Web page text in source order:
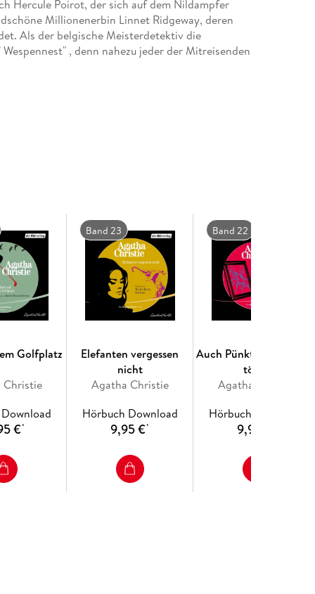
Hercule Poirot, der sich auf dem Nildampfer
Millionenerbin Linnet Ridgeway, deren
Als der belgische Meisterdetektiv die
, denn nahezu jeder der Mitreisenden
Golfplatz
Christie
€*
Band 23
Elefanten vergessen
nicht
Agatha Christie
Hörbuch Download
9,95 €*
Band 22
Auch Pünktlichkeit
töten
Agatha Christie
Hörbuch Download
9,95 €